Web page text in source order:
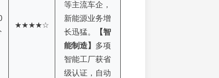
★★★★☆
等主流车企，
新能源业务增
长迅猛。
【智
能制造】 多项
智能工厂获省
级认证，自动